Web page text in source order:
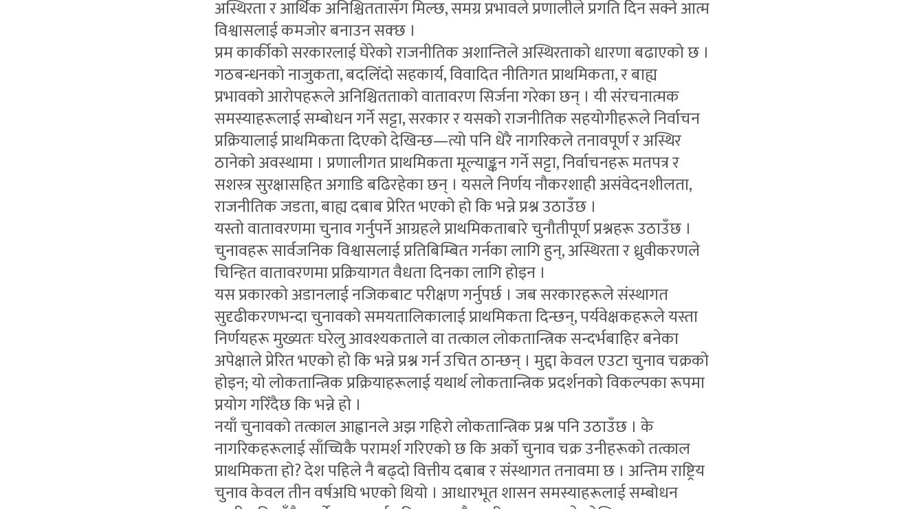
अस्थिरता र आर्थिक अनिश्चिततासँग मिल्छ, समग्र प्रभावले प्रणालीले प्रगति दिन सक्ने आत्म
विश्वासलाई कमजोर बनाउन सक्छ ।
प्रम कार्कीको सरकारलाई घेरेको राजनीतिक अशान्तिले अस्थिरताको धारणा बढाएको छ ।
गठबन्धनको नाजुकता, बदलिँदो सहकार्य, विवादित नीतिगत प्राथमिकता, र बाह्य
प्रभावको आरोपहरूले अनिश्चितताको वातावरण सिर्जना गरेका छन् । यी संरचनात्मक
समस्याहरूलाई सम्बोधन गर्ने सट्टा, सरकार र यसको राजनीतिक सहयोगीहरूले निर्वाचन
प्रक्रियालाई प्राथमिकता दिएको देखिन्छ—त्यो पनि धेरै नागरिकले तनावपूर्ण र अस्थिर
ठानेको अवस्थामा । प्रणालीगत प्राथमिकता मूल्याङ्कन गर्ने सट्टा, निर्वाचनहरू मतपत्र र
सशस्त्र सुरक्षासहित अगाडि बढिरहेका छन् । यसले निर्णय नौकरशाही असंवेदनशीलता,
राजनीतिक जडता, बाह्य दबाब प्रेरित भएको हो कि भन्ने प्रश्न उठाउँछ ।
यस्तो वातावरणमा चुनाव गर्नुपर्ने आग्रहले प्राथमिकताबारे चुनौतीपूर्ण प्रश्नहरू उठाउँछ ।
चुनावहरू सार्वजनिक विश्वासलाई प्रतिबिम्बित गर्नका लागि हुन्, अस्थिरता र ध्रुवीकरणले
चिन्हित वातावरणमा प्रक्रियागत वैधता दिनका लागि होइन ।
यस प्रकारको अडानलाई नजिकबाट परीक्षण गर्नुपर्छ । जब सरकारहरूले संस्थागत
सुदृढीकरणभन्दा चुनावको समयतालिकालाई प्राथमिकता दिन्छन्, पर्यवेक्षकहरूले यस्ता
निर्णयहरू मुख्यतः घरेलु आवश्यकताले वा तत्काल लोकतान्त्रिक सन्दर्भबाहिर बनेका
अपेक्षाले प्रेरित भएको हो कि भन्ने प्रश्न गर्न उचित ठान्छन् । मुद्दा केवल एउटा चुनाव चक्रको
होइन; यो लोकतान्त्रिक प्रक्रियाहरूलाई यथार्थ लोकतान्त्रिक प्रदर्शनको विकल्पका रूपमा
प्रयोग गरिँदैछ कि भन्ने हो ।
नयाँ चुनावको तत्काल आह्वानले अझ गहिरो लोकतान्त्रिक प्रश्न पनि उठाउँछ । के
नागरिकहरूलाई साँच्चिकै परामर्श गरिएको छ कि अर्को चुनाव चक्र उनीहरूको तत्काल
प्राथमिकता हो? देश पहिले नै बढ्दो वित्तीय दबाब र संस्थागत तनावमा छ । अन्तिम राष्ट्रिय
चुनाव केवल तीन वर्षअघि भएको थियो । आधारभूत शासन समस्याहरूलाई सम्बोधन